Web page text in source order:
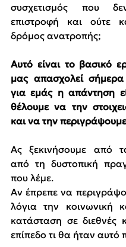
συσχετισμός που
επιστροφή και ούτε
δρόμος ανατροπής;
Αυτό είναι το βασικό
μας απασχολεί σήμερα
για εμάς η απάντηση
θέλουμε να την
και να την
Ας ξεκινήσουμε από
από τη δυστοπική
που λέμε.
Αν έπρεπε να
λόγια την κοινωνική
κατάσταση σε διεθνές
επίπεδο τι θα ήταν αυτό